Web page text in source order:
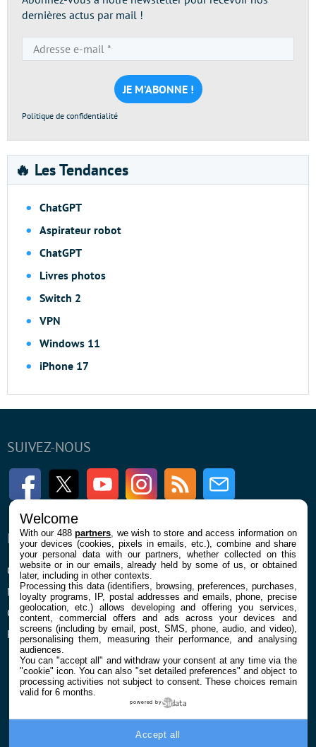
dernières actus par mail !
e-
mail
*
Politique de confidentialité
🔥 Les Tendances
ChatGPT
Aspirateur robot
ChatGPT
Livres photos
Switch 2
VPN
Windows 11
iPhone 17
SUIVEZ-NOUS
FacebookTwitter Youtube InstagramRSS Newsletter
ENTREPRISE
Qui sommes nous
Mentions légales et CGU
Confidentialité et Cookies
Préférences cookies
À PROPOS
La rédaction
Contact
Welcome
With our 488partners , we wish to store and access information on
your devices (cookies, pixels in emails, etc.), combine and share
your personal data with our partners, whether collected on this
website or in our emails, already held by some of us, or obtained
later, including in other contexts.
Processing this data (identifiers, browsing, preferences, purchases,
loyalty programs, IP, postal addresses and emails, phone, precise
geolocation, etc.) allows developing and offering you services,
content, commercial offers and ads across your devices and
screens (including by email, post, SMS, phone, audio, and video),
personalising them, measuring their performance, and analysing
audiences.
You can "accept all" and withdraw your consent at any time via the
"cookie" icon. You can also "set detailed preferences" and object to
processing activities not subject to consent. These choices remain
valid for 6 months.
powered by
Accept all